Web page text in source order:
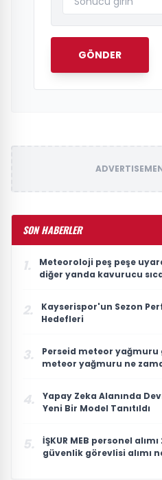
GÖNDER
SON HABERLER
1.
Meteoroloji peş peşe
diğer yanda kavurucu
2.
Kayserispor'un Sezon
Hedefleri
3.
Perseid meteor yağmuru
meteor yağmuru ne
4.
Yapay Zeka Alanında
Yeni Bir Model Tanıtıldı
5.
İŞKUR MEB personel
güvenlik görevlisi alımı